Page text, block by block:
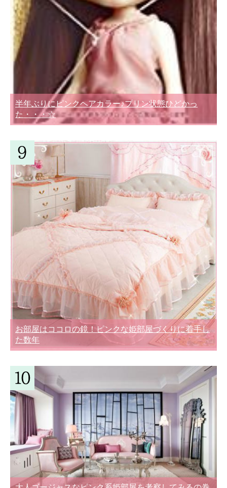
半年ぶりにピンクヘアカラー♪プリン状態ひどかっ
た・・・☆
お部屋はココロの鏡！ピンクな姫部屋づくりに着手し
た数年